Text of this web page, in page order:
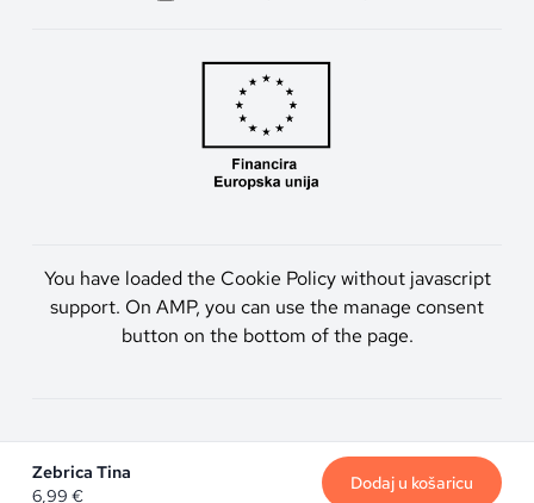
Zebrica Tina
6,99€
Dodaj u košaricu
You have loaded the Cookie Policy without javascript
support. On AMP, you can use the manage consent
button on the bottom of the page.
Artmen d.o.o. © 2026. Sva prava pridržana.